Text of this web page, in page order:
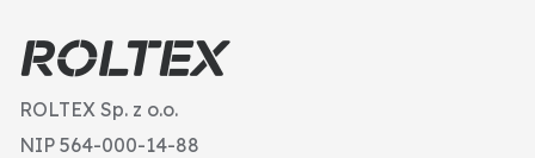
Długość gwintu (mm): 30
Powierzchnia: czarny
Wysokość głowicy (mm): 7,5
S (mm): 19 (18)
ROLTEX Sp. z o.o.
NIP 564-000-14-88